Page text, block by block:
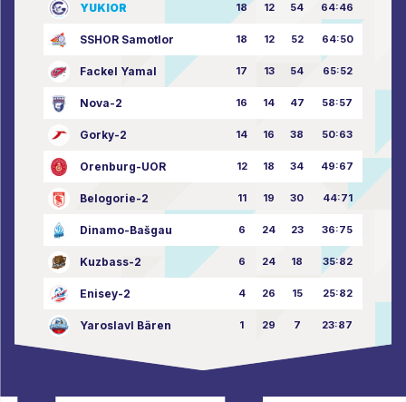
YUKIOR 18 12 54 64:46
SSHOR Samotlor 18 12 52 64:50
Fackel Yamal 17 13 54 65:52
Nova-2 16 14 47 58:57
Gorky-2 14 16 38 50:63
Orenburg-UOR 12 18 34 49:67
Belogorie-2 11 19 30 44:71
Dinamo-Bašgau 6 24 23 36:75
Kuzbass-2 6 24 18 35:82
Enisey-2 4 26 15 25:82
Yaroslavl Bären 1 29 7 23:87